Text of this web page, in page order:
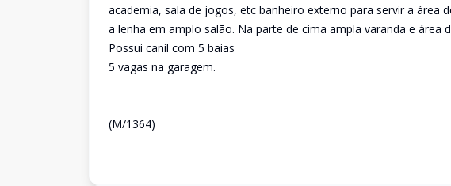
academia, sala de jogos, etc banheiro externo para servir a área
a lenha em amplo salão. Na parte de cima ampla varanda e área
Possui canil com 5 baias
5 vagas na garagem.
(M/1364)